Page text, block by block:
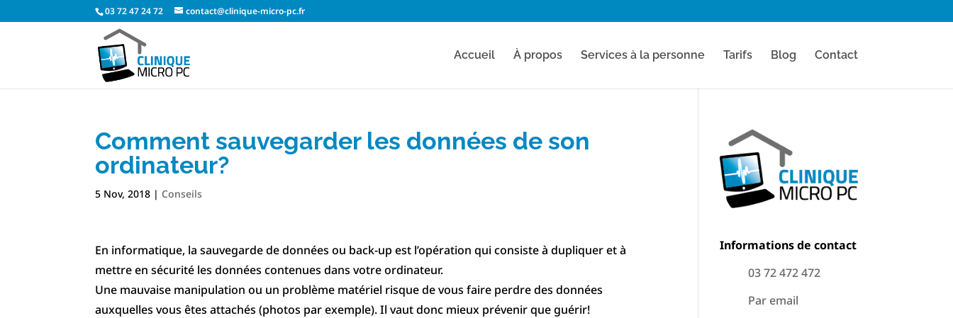
03 72 47 24 72 contact@clinique-micro-pc.fr
Accueil À propos Services à la personne Tarifs Blog Contact
Comment sauvegarder les données de son
ordinateur?
5 Nov, 2018 | Conseils
En informatique, la sauvegarde de données ou back-up est l’opération qui consiste à dupliquer et à
mettre en sécurité les données contenues dans votre ordinateur.
Une mauvaise manipulation ou un problème matériel risque de vous faire perdre des données
auxquelles vous êtes attachés (photos par exemple). Il vaut donc mieux prévenir que guérir!
Informations de contact
03 72 472 472
Par email